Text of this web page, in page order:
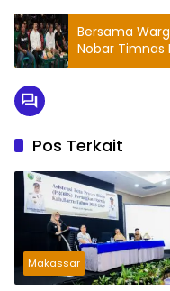
Bersama
Nobar Timnas
Pos Terkait
Makassar